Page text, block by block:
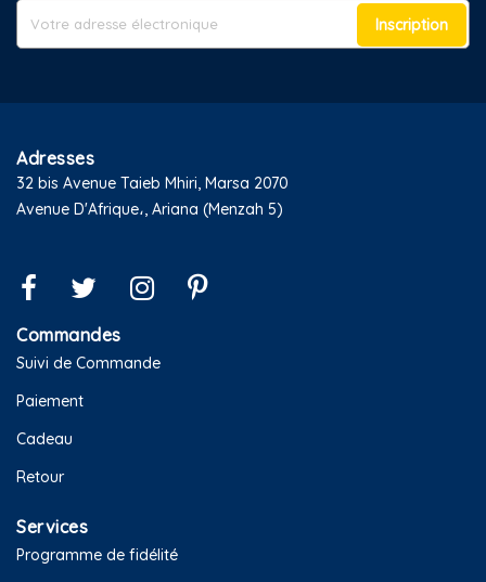
Inscription
Adresses
32 bis Avenue Taieb Mhiri, Marsa 2070
Avenue D'Afrique،, Ariana (Menzah 5)
Commandes
Suivi de Commande
Paiement
Cadeau
Retour
Services
Programme de fidélité